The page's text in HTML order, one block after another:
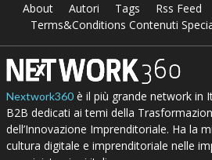
About Autori Tags Rss Feed
Terms&Conditions Contenuti
Nextwork360è il più grande network in
B2B dedicati ai temi della
dell’Innovazione Imprenditoriale. Ha la
cultura digitale e imprenditoriale nelle